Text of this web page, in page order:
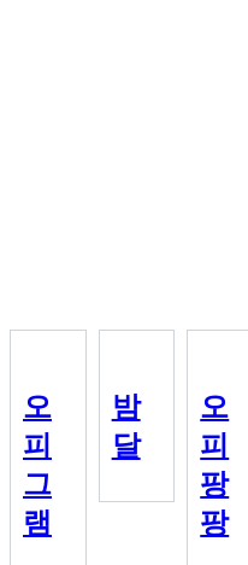
오
피
그
램
밤
달
오
피
팡
팡